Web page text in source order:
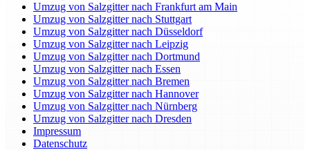
Umzug von Salzgitter nach Frankfurt am Main
Umzug von Salzgitter nach Stuttgart
Umzug von Salzgitter nach Düsseldorf
Umzug von Salzgitter nach Leipzig
Umzug von Salzgitter nach Dortmund
Umzug von Salzgitter nach Essen
Umzug von Salzgitter nach Bremen
Umzug von Salzgitter nach Hannover
Umzug von Salzgitter nach Nürnberg
Umzug von Salzgitter nach Dresden
Impressum
Datenschutz